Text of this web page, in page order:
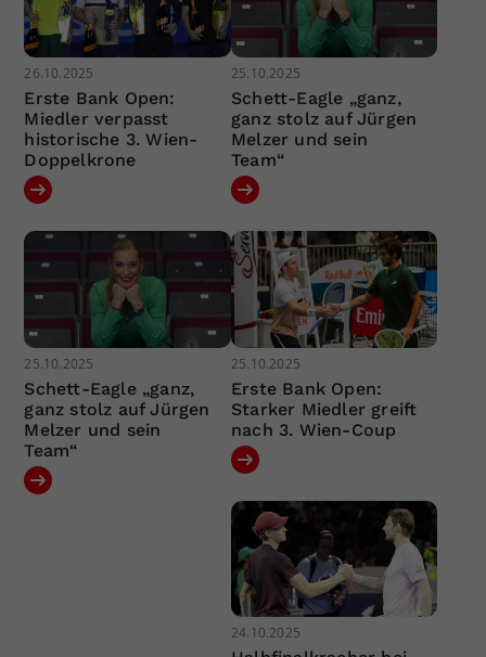
26.10.2025
Erste Bank Open:
Miedler verpasst
historische 3. Wien-
Doppelkrone
25.10.2025
Schett-Eagle „ganz,
ganz stolz auf Jürgen
Melzer und sein
Team“
25.10.2025
Schett-Eagle „ganz,
ganz stolz auf Jürgen
Melzer und sein
Team“
25.10.2025
Erste Bank Open:
Starker Miedler greift
nach 3. Wien-Coup
24.10.2025